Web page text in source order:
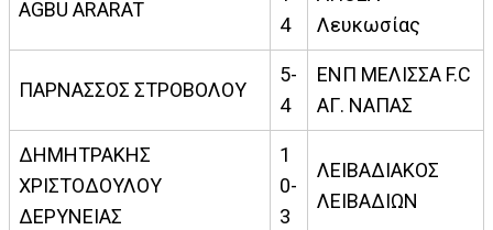
AGBU ARARAT
4
Λευκωσίας
ΠΑΡΝΑΣΣΟΣ ΣΤΡΟΒΟΛΟΥ
5-
4
ΕΝΠ ΜΕΛΙΣΣΑ F.C
ΑΓ. ΝΑΠΑΣ
ΔΗΜΗΤΡΑΚΗΣ
ΧΡΙΣΤΟΔΟΥΛΟΥ
ΔΕΡΥΝΕΙΑΣ
1
0-
3
ΛΕΙΒΑΔΙΑΚΟΣ
ΛΕΙΒΑΔΙΩΝ